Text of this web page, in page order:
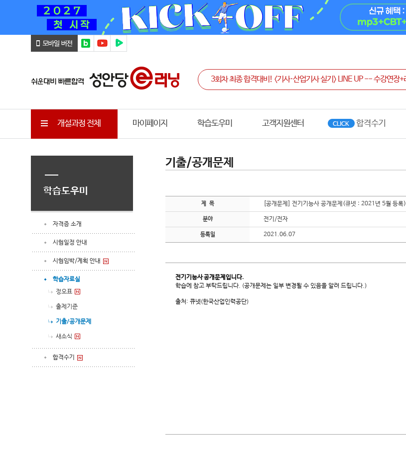
개설과정 전체 마이페이지 학습도우미 고객지원센터
학습도우미
자격증 소개
시험일정 안내
시험임박/계획 안내
학습자료실
정오표
출제기준
기출/공개문제
새소식
합격수기
기출/공개문제
제 목 [공개문제] 전기기능사 공개문제(큐넷 : 2021년 5월 등록)
분야 전기/전자
등록일 2021.06.07
전기기능사 공개문제입니다.
학습에 참고 부탁드립니다. (공개문제는 일부 변경될 수 있음을 알려 드립니다.)
출처: 큐넷(한국산업인력공단)